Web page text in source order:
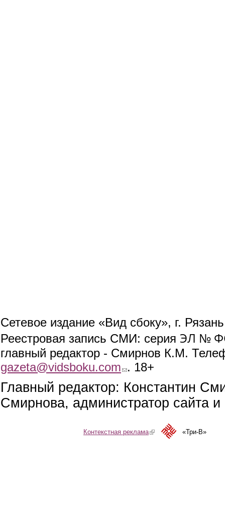
Сетевое издание «Вид сбоку», г.
Реестровая запись СМИ: серия ЭЛ №
главный редактор - Смирнов К.М.
gazeta@vidsboku.com (link sends e-mail)
. 18+
Главный редактор: Константин
Смирнова, администратор сайта
Контекстная реклама(link is external)«Три-В»